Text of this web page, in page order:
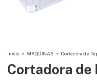
Inicio > MAQUINAS > Cortadora de
Cortadora de